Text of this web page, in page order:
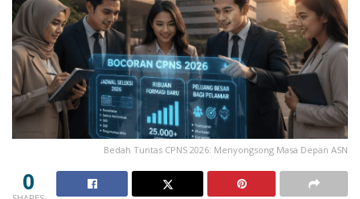
Bedah Tuntas CPNS 2026: Menyongsong Masa Depan ASN
0